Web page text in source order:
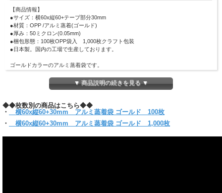
【商品情報】
●サイズ：横60x縦60+テープ部分30mm
●材質：OPP /アルミ蒸着(ゴールド)
●厚み：50ミクロン(0.05mm)
●梱包形態：100枚OPP袋入 1,000枚クラフト包装
●日本製。国内の工場で生産しております。
ゴールドカラーのアルミ蒸着袋です。
全面アルミ蒸着フィルムを使用しているため、 中身が見えないのでシークレット
袋としてイベント・付録などのお楽しみ袋として大活躍します！
封かん時にまとわり付きのない帯電防止テープ使用です。
(お入れになりたい商品によっては入らない場合もございますので、サイズをお確
かめください)
▼ 商品説明の続きを見る ▼
◆◆枚数別の商品はこちら◆◆
・
横60x縦60+30mm アルミ蒸着袋 ゴールド 100枚
・
横60x縦60+30mm アルミ蒸着袋 ゴールド 1,000枚